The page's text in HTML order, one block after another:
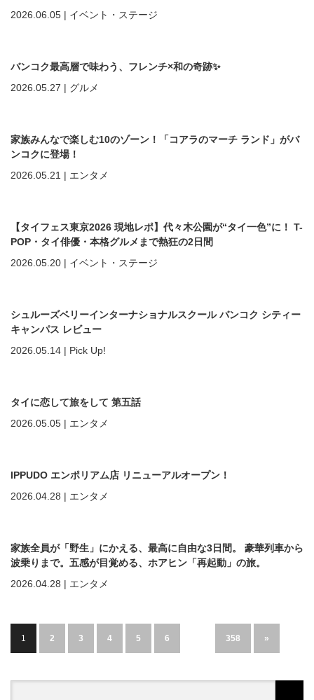
2026.06.05 | イベント・ステージ
バンコク最高層で味わう、フレンチ×和の奇跡✨
2026.05.27 | グルメ
家族みんなで楽しむ10のゾーン！「コアラのマーチ ランド」がバ
ンコクに登場！
2026.05.21 | エンタメ
【タイフェス東京2026 現地レポ】代々木公園が“タイ一色”に！ T-
POP・タイ俳優・本格グルメまで熱狂の2日間
2026.05.20 | イベント・ステージ
シュルーズベリーインターナショナルスクール バンコク シティー
キャンパス レビュー
2026.05.14 | Pick Up!
タイに恋して旅をして 第五話
2026.05.05 | エンタメ
IPPUDO エンポリアム店 リニューアルオープン！
2026.04.28 | エンタメ
家族全員が「野生」にかえる、最高に自由な3日間。 豪華列車から
波乗りまで。五感が目覚める、ホアヒン「再起動」の旅。
2026.04.28 | エンタメ
1 2 3 4 5 6 358 »